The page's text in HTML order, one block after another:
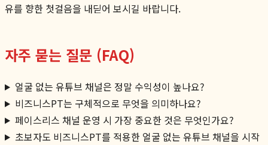
유를 향한 첫걸음을 내딛어 보시길 바랍니다.
자주 묻는 질문 (FAQ)
얼굴 없는 유튜브 채널은 정말 수익성이 높나요?
비즈니스PT는 구체적으로 무엇을 의미하나요?
페이스리스 채널 운영 시 가장 중요한 것은 무엇인가요?
초보자도 비즈니스PT를 적용한 얼굴 없는 유튜브 채널을 시작